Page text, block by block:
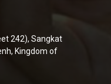
242), Sangkat
Kingdom of